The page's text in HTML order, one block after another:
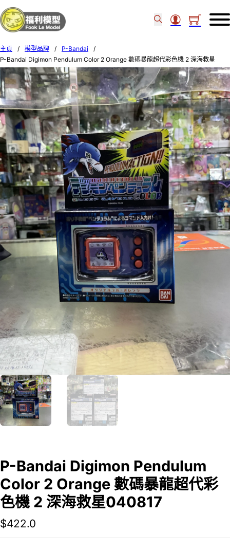
主頁 / 模型品牌 / P-Bandai
/
P-Bandai Digimon Pendulum Color 2 Orange 數碼暴龍超代彩色機 2 深海救星
040817
P-Bandai Digimon Pendulum
Color 2 Orange 數碼暴龍超代彩
色機 2 深海救星040817
$422.0